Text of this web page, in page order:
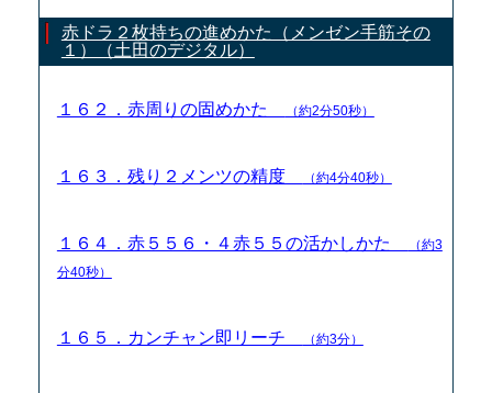
赤ドラ２枚持ちの進めかた（メンゼン手筋その
１）（土田のデジタル）
１６２．赤周りの固めかた （約2分50秒）
１６３．残り２メンツの精度 （約4分40秒）
１６４．赤５５６・４赤５５の活かしかた
（約3
分40秒）
１６５．カンチャン即リーチ （約3分）